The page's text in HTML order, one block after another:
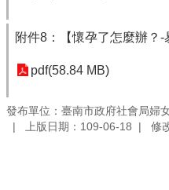
附件8：【懷孕了怎麼辦？-
pdf(58.84 MB)
發布單位：臺南市政府社會局婦
上版日期：109-06-18
修